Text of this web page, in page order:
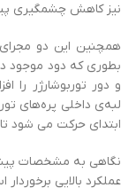
نیز کاهش چشمگیری
همچنین این دو
بطوری که دود موجود
و دور توربوشارژر را
لبه‌ی داخلی پره‌های
ابتدای حرکت می شود تا
عملکرد بالایی برخوردار